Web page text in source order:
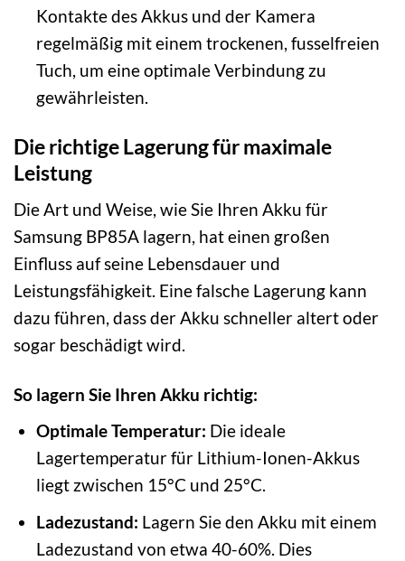
Kontakte des Akkus und der Kamera
regelmäßig mit einem trockenen, fusselfreien
Tuch, um eine optimale Verbindung zu
gewährleisten.
Die richtige Lagerung für maximale
Leistung
Die Art und Weise, wie Sie Ihren Akku für
Samsung BP85A lagern, hat einen großen
Einfluss auf seine Lebensdauer und
Leistungsfähigkeit. Eine falsche Lagerung kann
dazu führen, dass der Akku schneller altert oder
sogar beschädigt wird.
So lagern Sie Ihren Akku richtig:
Optimale Temperatur: Die ideale
Lagertemperatur für Lithium-Ionen-Akkus
liegt zwischen 15°C und 25°C.
Ladezustand: Lagern Sie den Akku mit einem
Ladezustand von etwa 40-60%. Dies